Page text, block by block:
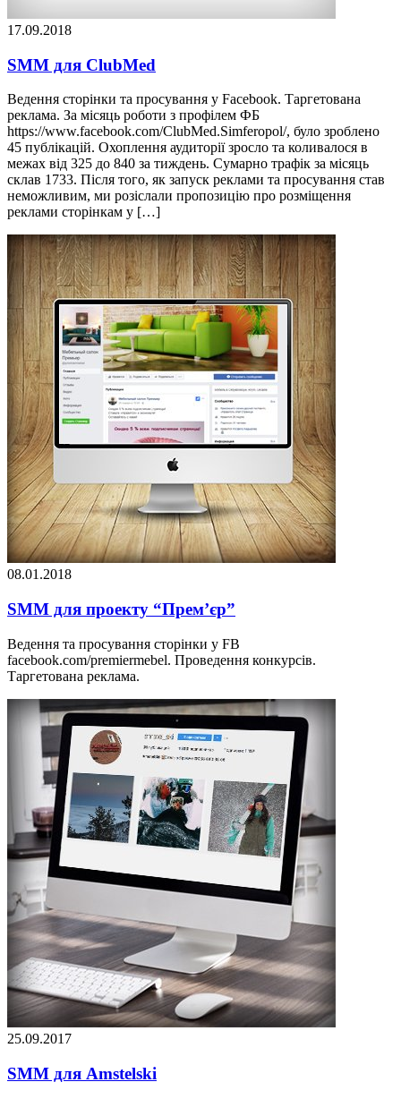
17.09.2018
SMM для ClubMed
Ведення сторінки та просування у Facebook. Таргетована
реклама. За місяць роботи з профілем ФБ
https://www.facebook.com/ClubMed.Simferopol/, було зроблено
45 публікацій. Охоплення аудиторії зросло та коливалося в
межах від 325 до 840 за тиждень. Сумарно трафік за місяць
склав 1733. Після того, як запуск реклами та просування став
неможливим, ми розіслали пропозицію про розміщення
реклами сторінкам у […]
08.01.2018
SMM для проекту “Прем’єр”
Ведення та просування сторінки у FB
facebook.com/premiermebel. Проведення конкурсів.
Таргетована реклама.
25.09.2017
SMM для Amstelski